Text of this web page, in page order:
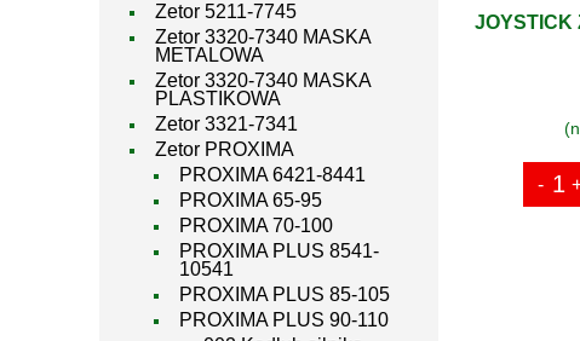
Zetor 5211-7745
Zetor 3320-7340 MASKA
METALOWA
Zetor 3320-7340 MASKA
PLASTIKOWA
Zetor 3321-7341
Zetor PROXIMA
PROXIMA 6421-8441
PROXIMA 65-95
PROXIMA 70-100
PROXIMA PLUS 8541-
10541
PROXIMA PLUS 85-105
PROXIMA PLUS 90-110
JOYSTICK